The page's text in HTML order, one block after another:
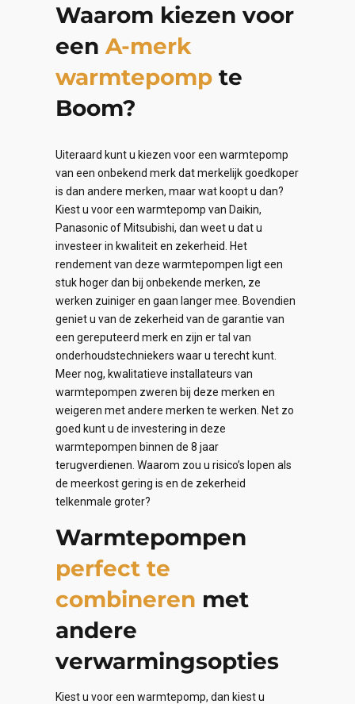
Waarom kiezen voor
een A-merk
warmtepomp te
Boom?
Uiteraard kunt u kiezen voor een warmtepomp
van een onbekend merk dat merkelijk goedkoper
is dan andere merken, maar wat koopt u dan?
Kiest u voor een warmtepomp van Daikin,
Panasonic of Mitsubishi, dan weet u dat u
investeer in kwaliteit en zekerheid. Het
rendement van deze warmtepompen ligt een
stuk hoger dan bij onbekende merken, ze
werken zuiniger en gaan langer mee. Bovendien
geniet u van de zekerheid van de garantie van
een gereputeerd merk en zijn er tal van
onderhoudstechniekers waar u terecht kunt.
Meer nog, kwalitatieve installateurs van
warmtepompen zweren bij deze merken en
weigeren met andere merken te werken. Net zo
goed kunt u de investering in deze
warmtepompen binnen de 8 jaar
terugverdienen. Waarom zou u risico’s lopen als
de meerkost gering is en de zekerheid
telkenmale groter?
Warmtepompen
perfect te
combineren met
andere
verwarmingsopties
Kiest u voor een warmtepomp, dan kiest u